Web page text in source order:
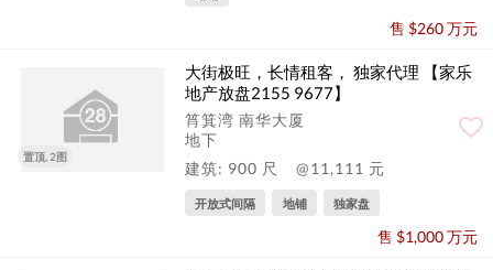
售 $260 万元
置顶, 2图
大街极旺，长情租客， 独家代理 【家乐
地产放盘2155 9677】
筲箕湾 南华大厦
地下
建筑: 900 尺
@11,111 元
开放式间隔 地铺 独家盘
售 $1,000 万元